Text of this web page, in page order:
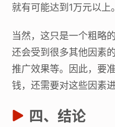
就有可能达到1万元以上。
当然，这只是一个粗略
还会受到很多其他因素
推广效果等。因此，要
钱，还需要对这些因素
四、结论